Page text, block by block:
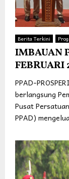
Berita Terkini
IMBAUAN
FEBRUARI
PPAD-
berlangsung
Pusat
PPAD)